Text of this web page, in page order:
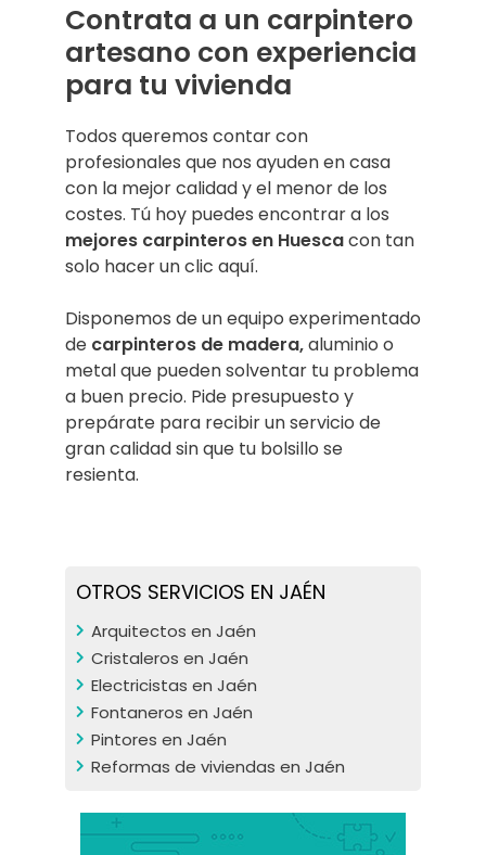
Contrata a un carpintero
artesano con experiencia
para tu vivienda
Todos queremos contar con
profesionales que nos ayuden en casa
con la mejor calidad y el menor de los
costes. Tú hoy puedes encontrar a los
mejores carpinteros en Huescacon tan
solo hacer un clic aquí.
Disponemos de un equipo experimentado
de carpinteros de madera,aluminio o
metal que pueden solventar tu problema
a buen precio. Pide presupuesto y
prepárate para recibir un servicio de
gran calidad sin que tu bolsillo se
resienta.
OTROS SERVICIOS EN JAÉN
Arquitectos en Jaén
Cristaleros en Jaén
Electricistas en Jaén
Fontaneros en Jaén
Pintores en Jaén
Reformas de viviendas en Jaén